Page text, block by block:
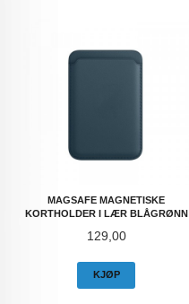
MAGSAFE MAGNETISKE
KORTHOLDER I LÆR BLÅGRØNN
Pris
129,00
KJØP